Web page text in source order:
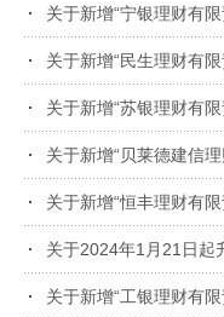
关于新增“宁银理财有
关于新增“民生理财有
关于新增“苏银理财有
关于新增“贝莱德建信
关于新增“恒丰理财有
关于2024年1月21日起
关于新增“工银理财有